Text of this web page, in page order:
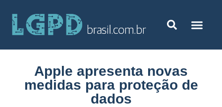
Apple apresenta novas
medidas para proteção de
dados